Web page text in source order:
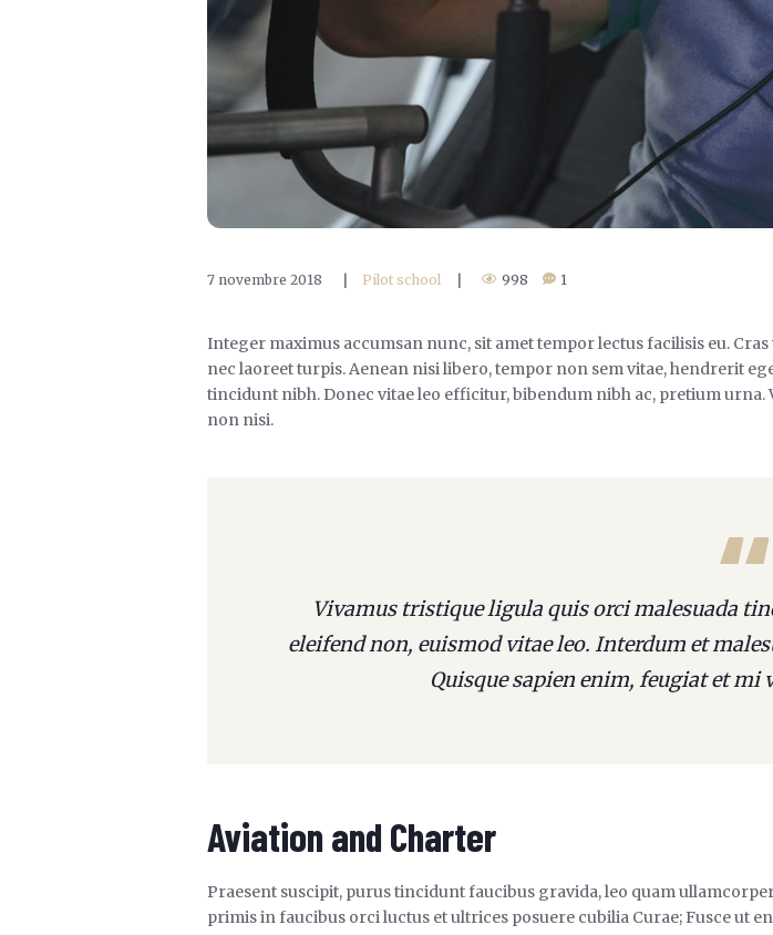
7 novembre 2018 Pilot school 998 1
Integer maximus accumsan nunc, sit amet tempor lectus facilisis eu.
nec laoreet turpis. Aenean nisi libero, tempor non sem vitae, hendrerit
tincidunt nibh. Donec vitae leo efficitur, bibendum nibh ac, pretium
non nisi.
Vivamus tristique ligula quis orci malesuada
eleifend non, euismod vitae leo. Interdum et
Quisque sapien enim, feugiat et
Aviation and Charter
Praesent suscipit, purus tincidunt faucibus gravida, leo quam
primis in faucibus orci luctus et ultrices posuere cubilia Curae; Fusce ut